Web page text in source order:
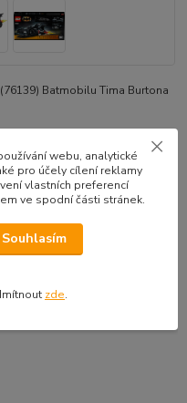
Batmobilu Tima Burtona
webu, analytické
pro účely cílení reklamy
vlastních preferencí
ve spodní části stránek.
Souhlasím
zde.